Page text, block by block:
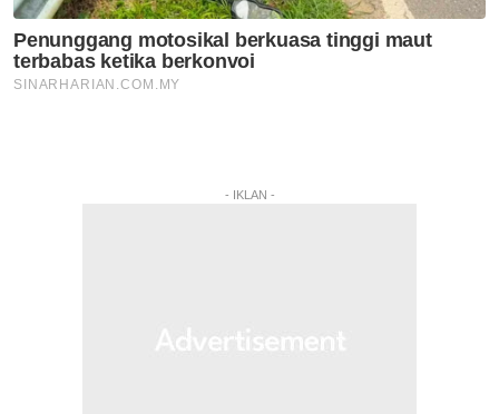
- IKLAN -